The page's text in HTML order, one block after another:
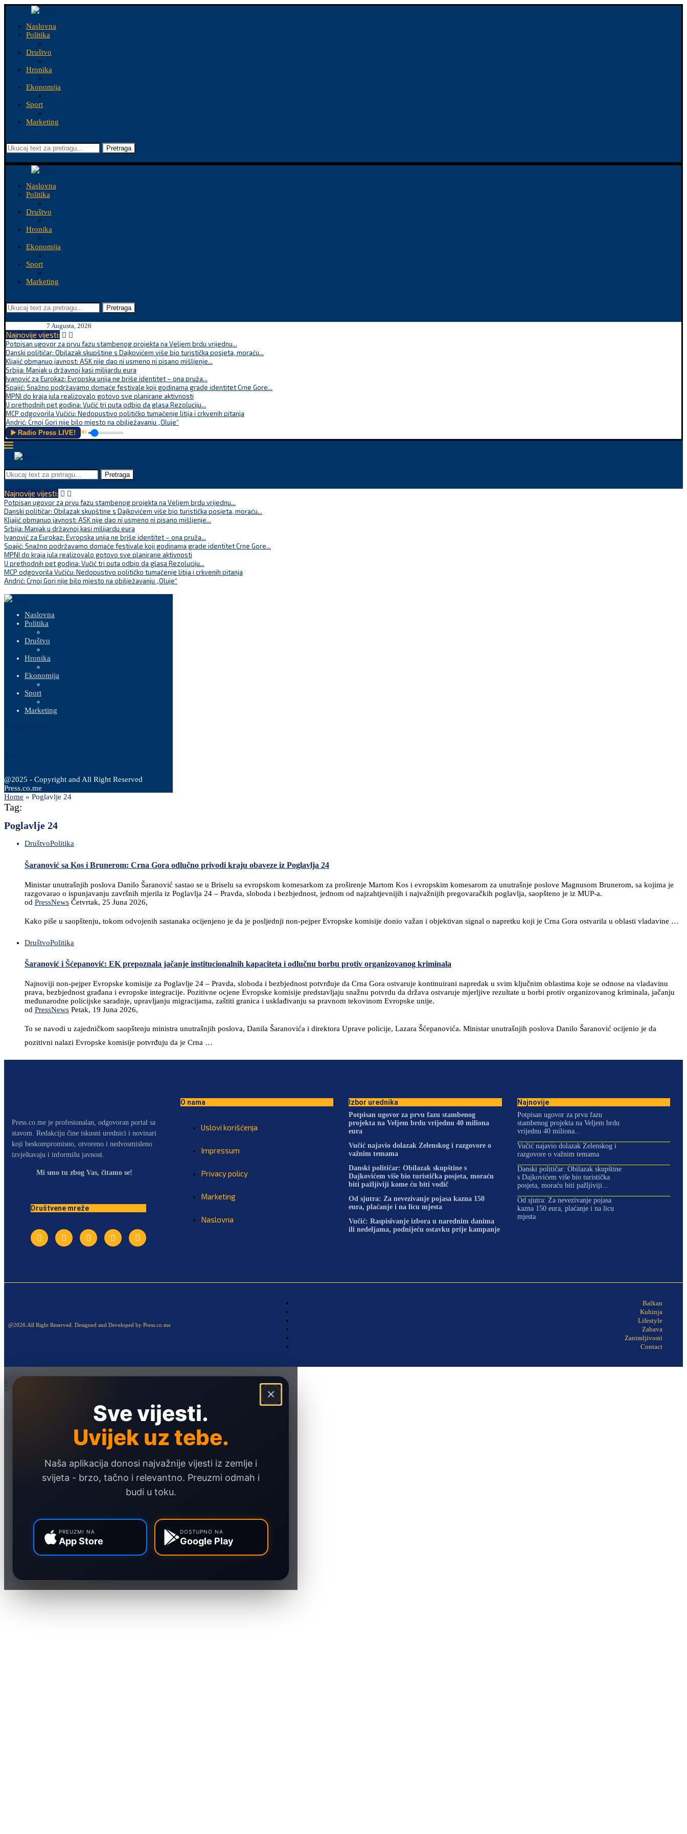
Naslovna
Politika
Društvo
Hronika
Ekonomija
Sport
Marketing
Pretraga
Naslovna
Politika
Društvo
Hronika
Ekonomija
Sport
Marketing
Pretraga
7 Augusta, 2026
Najnovije vijesti:
Potpisan ugovor za prvu fazu stambenog projekta na Veljem brdu vrijednu...
Danski političar: Obilazak skupštine s Dajkovićem više bio turistička posjeta, moraću...
Kljajić obmanuo javnost: ASK nije dao ni usmeno ni pisano mišljenje...
Srbija: Manjak u državnoj kasi milijardu eura
Ivanović za Eurokaz: Evropska unija ne briše identitet – ona pruža...
Spajić: Snažno podržavamo domaće festivale koji godinama grade identitet Crne Gore...
MPNI do kraja jula realizovalo gotovo sve planirane aktivnosti
U prethodnih pet godina: Vučić tri puta odbio da glasa Rezoluciju...
MCP odgovorila Vučiću: Nedopustivo političko tumačenje litija i crkvenih pitanja
Andrić: Crnoj Gori nije bilo mjesto na obilježavanju „Oluje“
▶️ Radio Press LIVE! 🔊
Pretraga
Najnovije vijesti:
Potpisan ugovor za prvu fazu stambenog projekta na Veljem brdu vrijednu...
Danski političar: Obilazak skupštine s Dajkovićem više bio turistička posjeta, moraću...
Kljajić obmanuo javnost: ASK nije dao ni usmeno ni pisano mišljenje...
Srbija: Manjak u državnoj kasi milijardu eura
Ivanović za Eurokaz: Evropska unija ne briše identitet – ona pruža...
Spajić: Snažno podržavamo domaće festivale koji godinama grade identitet Crne Gore...
MPNI do kraja jula realizovalo gotovo sve planirane aktivnosti
U prethodnih pet godina: Vučić tri puta odbio da glasa Rezoluciju...
MCP odgovorila Vučiću: Nedopustivo političko tumačenje litija i crkvenih pitanja
Andrić: Crnoj Gori nije bilo mjesto na obilježavanju „Oluje“
Naslovna
Politika
Društvo
Hronika
Ekonomija
Sport
Marketing
@2025 - Copyright and All Right Reserved
Press.co.me
Home » Poglavlje 24
Tag:
Poglavlje 24
DruštvoPolitika
Šaranović sa Kos i Brunerom: Crna Gora odlučno privodi kraju obaveze iz Poglavlja 24
Ministar unutrašnjih poslova Danilo Šaranović sastao se u Briselu sa evropskom komesarkom za proširenje Martom Kos i evropskim komesarom za unutrašnje poslove Magnusom Brunerom, sa kojima je
razgovarao o ispunjavanju završnih mjerila iz Poglavlja 24 – Pravda, sloboda i bezbjednost, jednom od najzahtjevnijih i najvažnijih pregovaračkih poglavlja, saopšteno je iz MUP-a.
od PressNews Četvrtak, 25 Juna 2026,
Kako piše u saopštenju, tokom odvojenih sastanaka ocijenjeno je da je posljednji non-pejper Evropske komisije donio važan i objektivan signal o napretku koji je Crna Gora ostvarila u oblasti vladavine …
DruštvoPolitika
Šaranović i Šćepanović: EK prepoznala jačanje institucionalnih kapaciteta i odlučnu borbu protiv organizovanog kriminala
Najnoviji non-pejper Evropske komisije za Poglavlje 24 – Pravda, sloboda i bezbjednost potvrđuje da Crna Gora ostvaruje kontinuirani napredak u svim ključnim oblastima koje se odnose na vladavinu
prava, bezbjednost građana i evropske integracije. Pozitivne ocjene Evropske komisije predstavljaju snažnu potvrdu da država ostvaruje mjerljive rezultate u borbi protiv organizovanog kriminala, jačanju
međunarodne policijske saradnje, upravljanju migracijama, zaštiti granica i usklađivanju sa pravnom tekovinom Evropske unije.
od PressNews Petak, 19 Juna 2026,
To se navodi u zajedničkom saopštenju ministra unutrašnjih poslova, Danila Šaranovića i direktora Uprave policije, Lazara Šćepanovića. Ministar unutrašnjih poslova Danilo Šaranović ocijenio je da
pozitivni nalazi Evropske komisije potvrđuju da je Crna …
Press.co.me je profesionalan, odgovoran portal sa
stavom. Redakciju čine iskusni urednici i novinari
koji beskompromisno, otvoreno i nedvosmisleno
izvještavaju i informišu javnost.
Mi smo tu zbog Vas, čitamo se!
Društvene mreže
O nama
Uslovi korišćenja
Impressum
Privacy policy
Marketing
Naslovna
Izbor urednika
Potpisan ugovor za prvu fazu stambenog
projekta na Veljem brdu vrijednu 40 miliona
eura
Vučić najavio dolazak Zelenskog i razgovore o
važnim temama
Danski političar: Obilazak skupštine s
Dajkovićem više bio turistička posjeta, moraću
biti pažljiviji kome ću biti vodič
Od sjutra: Za nevezivanje pojasa kazna 150
eura, plaćanje i na licu mjesta
Vučić: Raspisivanje izbora u narednim danima
ili nedeljama, podnijeću ostavku prije kampanje
Najnovije
Potpisan ugovor za prvu fazu
stambenog projekta na Veljem brdu
vrijednu 40 miliona...
Vučić najavio dolazak Zelenskog i
razgovore o važnim temama
Danski političar: Obilazak skupštine
s Dajkovićem više bio turistička
posjeta, moraću biti pažljiviji...
Od sjutra: Za nevezivanje pojasa
kazna 150 eura, plaćanje i na licu
mjesta
@2026.All Right Reserved. Designed and Developed by Press.co.me
Balkan
Kuhinja
Lifestyle
Zabava
Zanimljivosti
Contact
×
Sve vijesti.
Uvijek uz tebe.
Naša aplikacija donosi najvažnije vijesti iz zemlje i
svijeta - brzo, tačno i relevantno. Preuzmi odmah i
budi u toku.
PREUZMI NA
App Store
DOSTUPNO NA
Google Play
Ekonomija